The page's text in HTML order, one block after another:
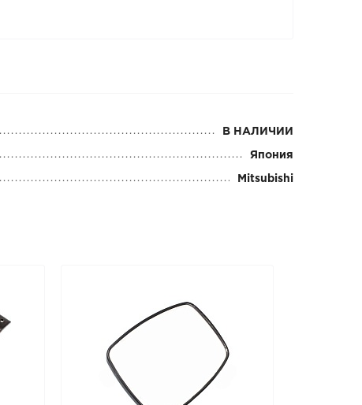
В НАЛИЧИИ
Япония
Mitsubishi